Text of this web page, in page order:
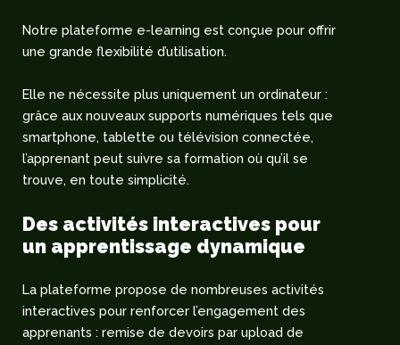
Notre plateforme e-learning est conçue pour offrir
une grande flexibilité d’utilisation.
Elle ne nécessite plus uniquement un ordinateur :
grâce aux nouveaux supports numériques tels que
smartphone, tablette ou télévision connectée,
l’apprenant peut suivre sa formation où qu’il se
trouve, en toute simplicité.
Des activités interactives pour
un apprentissage dynamique
La plateforme propose de nombreuses activités
interactives pour renforcer l’engagement des
apprenants : remise de devoirs par upload de